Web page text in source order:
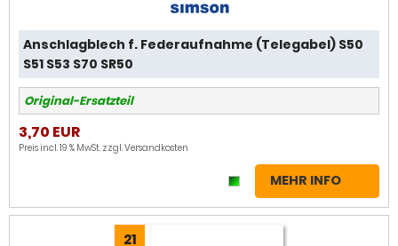
Anschlagblech f. Federaufnahme (Telegabel) S50
S51 S53 S70 SR50
Original-Ersatzteil
3,70 EUR
Preis incl. 19 % MwSt. zzgl.Versandkosten
MEHR INFO
21